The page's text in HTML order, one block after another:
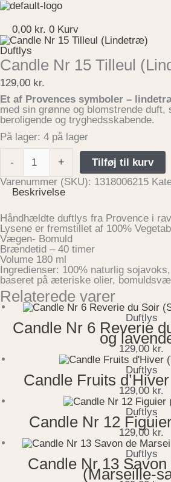
Gå
indholdet
0,00 kr. 0 Kurv
Duftlys
Candle Nr 15 Tilleul
129,00 kr.
Et af Provences symboler –
med sin grønne og blomstrende duft,
beroligende og tryghedsskabende.
På lager: 4 på lager
-
Candle
Tilleul
(Lindetræ)
antal
+
Tilføj til kurv
Varenummer (SKU): 1318006215
Beskrivelse
Håndhældte duftlys fra Provence i
Lysene er fremstillet af 100%
Vægen- Bomuld
Brændetid – 40 timer
Volume 180 ml
Ingredienser: 100% naturlig
baseret på æteriske olier,
Relaterede varer
Duftlys
Candle Nr 6 Reverie
og
129,00 kr.
Duftlys
Candle Fruits
129,00 kr.
Duftlys
Candle Nr 12
129,00 kr.
Duftlys
Candle Nr 13
(Marseille-